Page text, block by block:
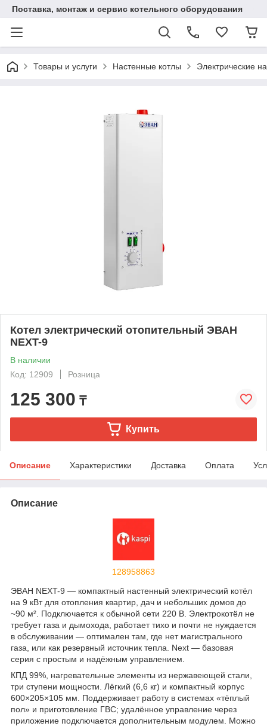
Поставка, монтаж и сервис котельного оборудования
Товары и услуги Настенные котлы Электрические
Котел электрический отопительный ЭВАН
NEXT-9
В наличии
Код: 12909
Розница
125 300 ₸
Купить
Описание Характеристики Доставка Оплата
Описание
128958863
ЭВАН NEXT-9 — компактный настенный электрический котёл
на 9 кВт для отопления квартир, дач и небольших домов до
~90 м². Подключается к обычной сети 220 В. Электрокотёл не
требует газа и дымохода, работает тихо и почти не нуждается
в обслуживании — оптимален там, где нет магистрального
газа, или как резервный источник тепла. Next — базовая
серия с простым и надёжным управлением.
КПД 99%, нагревательные элементы из нержавеющей стали,
три ступени мощности. Лёгкий (6,6 кг) и компактный корпус
600×205×105 мм. Поддерживает работу в системах «тёплый
пол» и приготовление ГВС; удалённое управление через
приложение подключается дополнительным модулем. Можно